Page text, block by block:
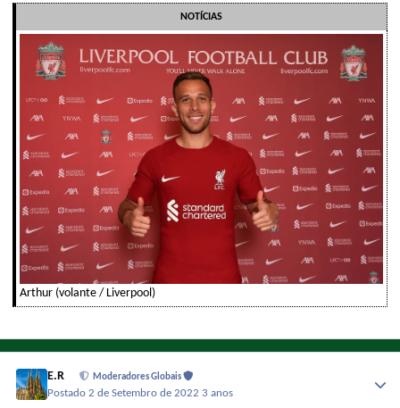
NOTÍCIAS
Arthur (volante / Liverpool)
E.R Moderadores Globais
Postado2 de Setembro de 2022 3 anos